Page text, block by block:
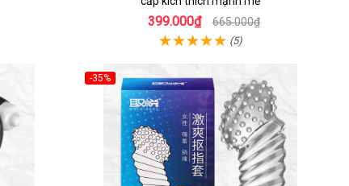
399.000₫ 665.000₫
(5)
-35%